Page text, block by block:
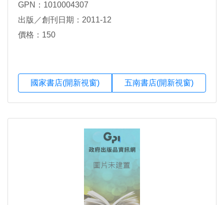
GPN：1010004307
出版／創刊日期：2011-12
價格：150
國家書店(開新視窗) 五南書店(開新視窗)